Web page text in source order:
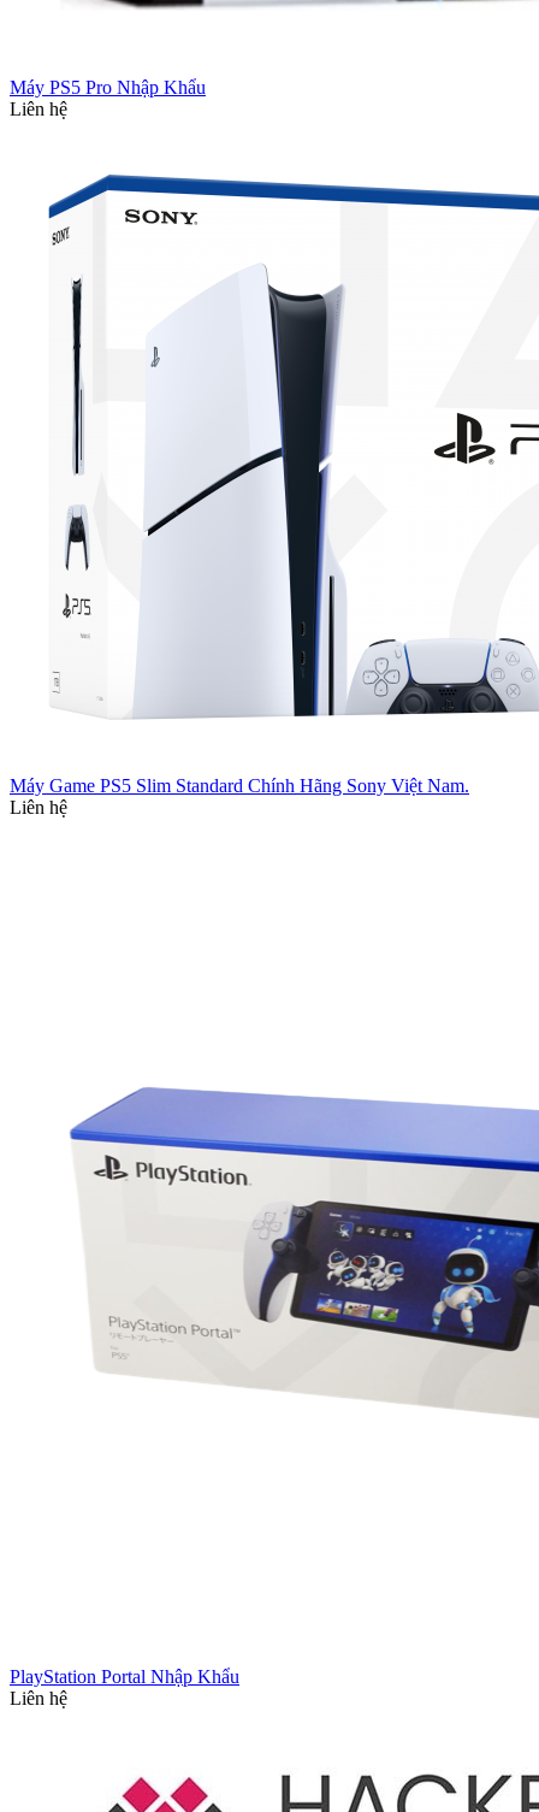
Máy PS5 Pro Nhập Khẩu
Liên hệ
Máy Game PS5 Slim Standard Chính Hãng Sony Việt Nam.
Liên hệ
PlayStation Portal Nhập Khẩu
Liên hệ